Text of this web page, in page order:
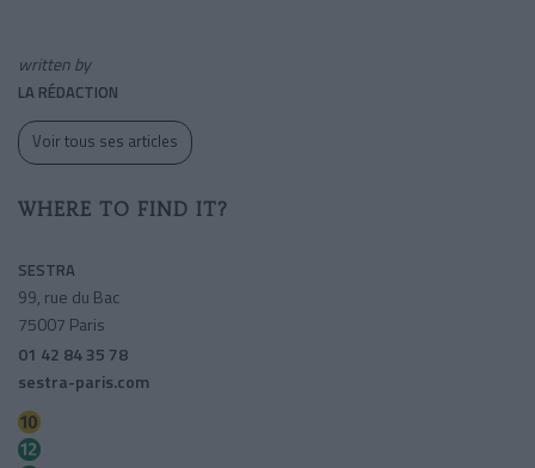
written by
LA RÉDACTION
Voir tous ses articles
WHERE TO FIND IT?
SESTRA
99, rue du Bac
75007 Paris
01 42 84 35 78
sestra-paris.com